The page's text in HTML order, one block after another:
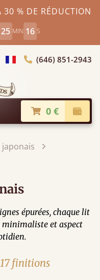
30 % DE RÉDUCTION
25 MIN 15 S
Choisir le pays(646) 851-2943
0 €
japonais
épurées, chaque lit
et aspect
finitions